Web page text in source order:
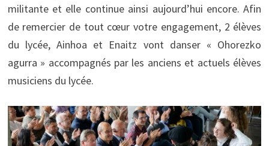
militante et elle continue ainsi aujourd’hui encore. Afin
de remercier de tout cœur votre engagement, 2 élèves
du lycée, Ainhoa et Enaitz vont danser « Ohorezko
agurra » accompagnés par les anciens et actuels élèves
musiciens du lycée.